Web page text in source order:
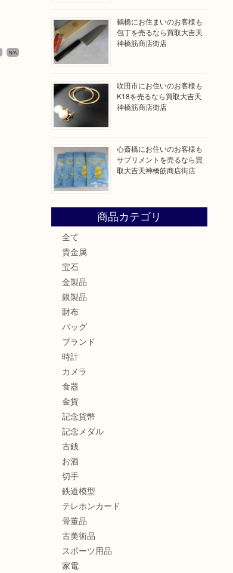
N/A
鶴橋にお住まいのお客様も
包丁を売るなら買取大吉天
神橋筋商店街店
吹田市にお住いのお客様も
K18を売るなら買取大吉天
神橋筋商店街店
心斎橋にお住いのお客様も
サプリメントを売るなら買
取大吉天神橋筋商店街店
商品カテゴリ
全て
貴金属
宝石
金製品
銀製品
財布
バッグ
ブランド
時計
カメラ
食器
金貨
記念貨幣
記念メダル
古銭
お酒
切手
鉄道模型
テレホンカード
骨董品
古美術品
スポーツ用品
家電